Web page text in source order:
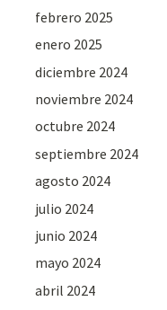
febrero 2025
enero 2025
diciembre 2024
noviembre 2024
octubre 2024
septiembre 2024
agosto 2024
julio 2024
junio 2024
mayo 2024
abril 2024